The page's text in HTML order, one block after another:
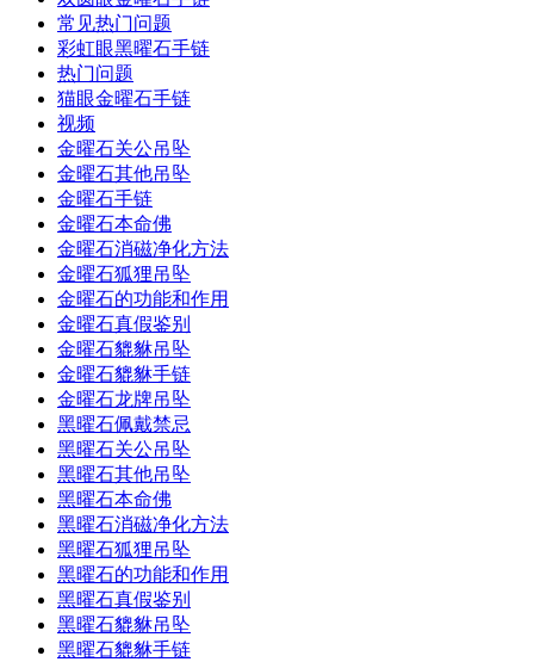
常见热门问题
彩虹眼黑曜石手链
热门问题
猫眼金曜石手链
视频
金曜石关公吊坠
金曜石其他吊坠
金曜石手链
金曜石本命佛
金曜石消磁净化方法
金曜石狐狸吊坠
金曜石的功能和作用
金曜石真假鉴别
金曜石貔貅吊坠
金曜石貔貅手链
金曜石龙牌吊坠
黑曜石佩戴禁忌
黑曜石关公吊坠
黑曜石其他吊坠
黑曜石本命佛
黑曜石消磁净化方法
黑曜石狐狸吊坠
黑曜石的功能和作用
黑曜石真假鉴别
黑曜石貔貅吊坠
黑曜石貔貅手链